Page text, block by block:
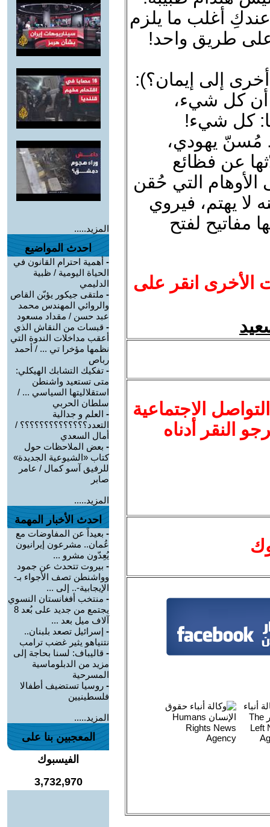
أغلب ما يلزم
طريق واحد!
إلى إيمان؟):
أن كل شيء،
كل شيء!
مُسنّ يهودي،
عن فظائع
الأوهام التي حُقن
لا يهتم، فيروي
مفاتيح لفتح
الأخرى انقر على
الاجتماعية
النقر أدناه
المزيد.....
احدث المواضيع
- أهمية احترام القانون في
الحياة اليومية / ظبية
الدليمي
- ملتقى جيكور يؤبّن القاص
والروائي المهندس محمد
عبد حسن / مقداد مسعود
- قبسات من النقاش الذي
أعقب مداخلات الندوة التي
نظمها مؤخرا تي ... / أحمد
رباص
- تفكيك التشابك الهيكلي:
متى تستعيد واشنطن
استقلاليتها السياسي ... /
سلطان الحربي
- العلم و جدالية
التعدد؟؟؟؟؟؟؟؟؟؟؟؟؟؟ /
أمال السعدي
- بعض الملاحظات حول
كتاب «الشيوعية الجديدة»
للرفيق آسو كمال / عامر
صابر
المزيد.....
احدث الأخبار المهمة
- بعيداً عن المفاوضات مع
عُمان.. مشرعون إيرانيون
يُعِدّون مشرو ...
- بيروت تتحدث عن جمود
وواشنطن تصف الأجواء بـ-
الإيجابية-.. إلى ...
- منتخب أفغانستان النسوي
يجتمع من جديد على بُعد 8
آلاف ميل بعد ...
- إسرائيل تصعد بلبنان..
نتنياهو يثير غضب ترامب
- قاليباف: لسنا بحاجة إلى
مزيد من الدبلوماسية
المسرحية
- روسيا تستضيف أطفالا
فلسطينيين
المزيد.....
المعجبين بنا على
الفيسبوك
3,732,970